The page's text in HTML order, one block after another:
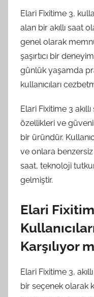
Elari Fixitime 3,
alan bir akıllı saat
genel olarak
şaşırtıcı bir
günlük yaşamda
kullanıcıları
Elari Fixitime 3 akıllı
özellikleri ve
bir üründür.
ve onlara benzersiz
saat, teknoloji
gelmiştir.
Elari
Karşılıyor
Elari Fixitime 3,
bir seçenek olarak